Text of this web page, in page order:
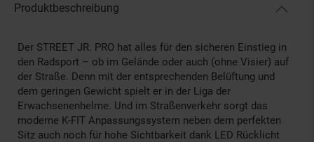
Produktbeschreibung
Der STREET JR. PRO hat alles für den sicheren Einstieg in
den Radsport – ob im Gelände oder auch (ohne Visier) auf
der Straße. Denn mit der entsprechenden Belüftung und
dem geringen Gewicht spielt er in der Liga der
Erwachsenenhelme. Und im Straßenverkehr sorgt das
moderne K-FIT Anpassungssystem neben dem perfekten
Sitz auch noch für hohe Sichtbarkeit dank LED Rücklicht